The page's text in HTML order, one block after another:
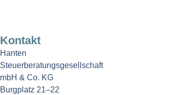
Kontakt
Hanten
Steuerberatungsgesellschaft
mbH & Co. KG
Burgplatz 21–22